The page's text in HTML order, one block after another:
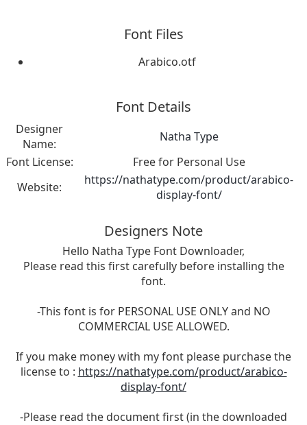
Font Files
Arabico.otf
Font Details
Designer
Name:
Natha Type
Font License:
Free for Personal Use
Website:
https://nathatype.com/product/arabico-
display-font/
Designers Note
Hello Natha Type Font Downloader,
Please read this first carefully before installing the
font.
-This font is for PERSONAL USE ONLY and NO
COMMERCIAL USE ALLOWED.
If you make money with my font please purchase the
license to : https://nathatype.com/product/arabico-
display-font/
-Please read the document first (in the downloaded